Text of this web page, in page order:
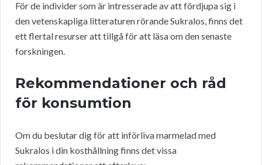
För de individer som är intresserade av att fördjupa sig i
den vetenskapliga litteraturen rörande Sukralos, finns det
ett flertal resurser att tillgå för att läsa om den senaste
forskningen.
Rekommendationer och råd
för konsumtion
Om du beslutar dig för att införliva marmelad med
Sukralos i din kosthållning finns det vissa